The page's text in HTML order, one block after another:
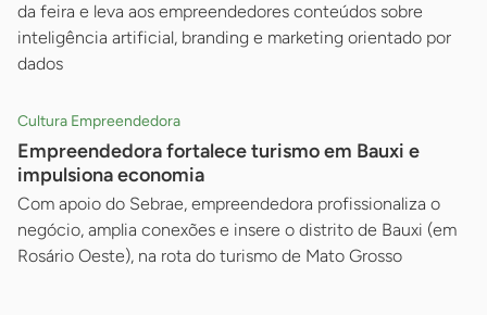
da feira e leva aos empreendedores conteúdos sobre
inteligência artificial, branding e marketing orientado por
dados
Cultura Empreendedora
Empreendedora fortalece turismo em Bauxi e
impulsiona economia
Com apoio do Sebrae, empreendedora profissionaliza o
negócio, amplia conexões e insere o distrito de Bauxi (em
Rosário Oeste), na rota do turismo de Mato Grosso